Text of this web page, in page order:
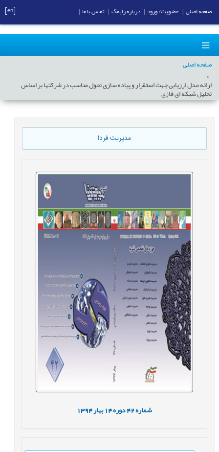
صفحه اصلی
ارائه مدل ارزیابی جهت استقرار و پیاده سازی تحول مناسب در شرکتها بر اساس
تحلیل شبکه ای فازی
مدیریت فردا
شماره42 دوره14 بهار1394
صفحه اصلی عضویت/ ورود درباره رایمگ تماس با ما